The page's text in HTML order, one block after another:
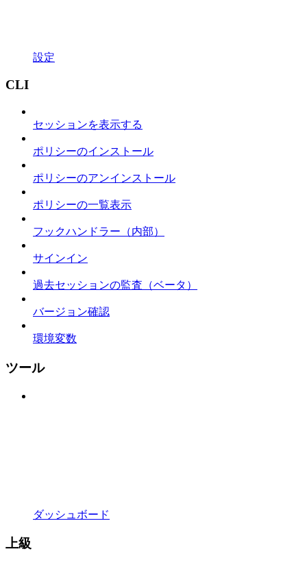
設定
CLI
セッションを表示する
ポリシーのインストール
ポリシーのアンインストール
ポリシーの一覧表示
フックハンドラー（内部）
サインイン
過去セッションの監査（ベータ）
バージョン確認
環境変数
ツール
ダッシュボード
上級